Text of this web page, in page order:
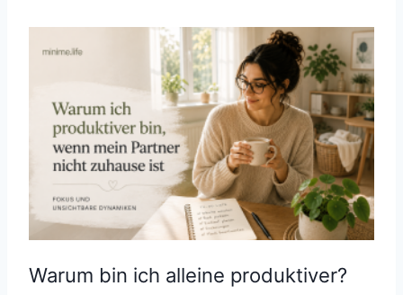
Warum bin ich alleine produktiver?